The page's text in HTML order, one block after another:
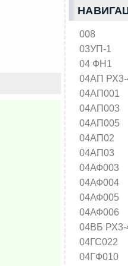
008
03УП-1
04 ФН1
04АП РХ3-
04АП001
04АП003
04АП005
04АП02
04АП03
04АФ003
04АФ004
04АФ005
04АФ006
04ВБ РХ3-
04ГС022
04ГФ010